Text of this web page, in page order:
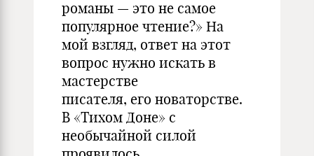
романы — это не самое
популярное чтение?» На
мой взгляд, ответ на этот
вопрос нужно искать в
мастерстве
писателя, его новаторстве.
В «Тихом Доне» с
необычайной силой